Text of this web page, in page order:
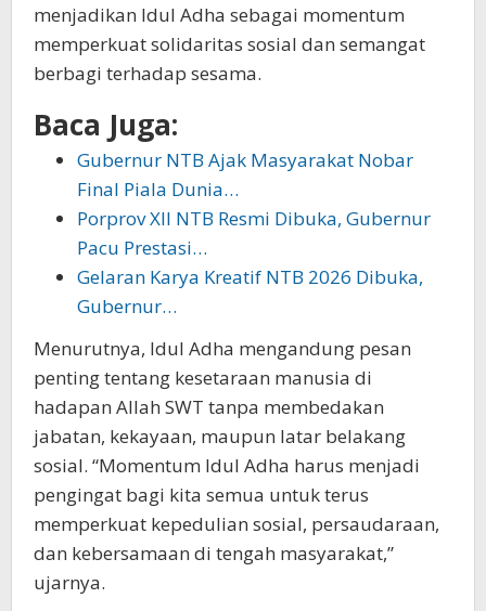
menjadikan Idul Adha sebagai momentum
memperkuat solidaritas sosial dan semangat
berbagi terhadap sesama.
Baca Juga:
Gubernur NTB Ajak Masyarakat Nobar
Final Piala Dunia…
Porprov XII NTB Resmi Dibuka, Gubernur
Pacu Prestasi…
Gelaran Karya Kreatif NTB 2026 Dibuka,
Gubernur…
Menurutnya, Idul Adha mengandung pesan
penting tentang kesetaraan manusia di
hadapan Allah SWT tanpa membedakan
jabatan, kekayaan, maupun latar belakang
sosial. “Momentum Idul Adha harus menjadi
pengingat bagi kita semua untuk terus
memperkuat kepedulian sosial, persaudaraan,
dan kebersamaan di tengah masyarakat,”
ujarnya.